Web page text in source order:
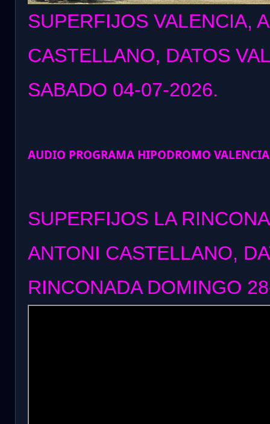
SUPERFIJOS VALENCIA,
CASTELLANO, DATOS
SABADO 04-07-2026.
AUDIO PROGRAMA HIPODROMO
SUPERFIJOS LA
ANTONI CASTELLANO,
RINCONADA DOMINGO